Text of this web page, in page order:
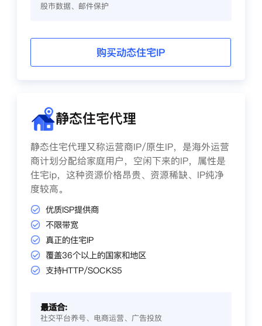
股市数据、邮件保护
购买动态住宅IP
静态住宅代理
静态住宅代理又称运营商IP/原生IP，是海外运营
商计划分配给家庭用户，空闲下来的IP，属性是
住宅ip，这种资源价格昂贵、资源稀缺、IP纯净
度较高。
优质ISP提供商
不限带宽
真正的住宅IP
覆盖36个以上的国家和地区
支持HTTP/SOCKS5
最适合:
社交平台养号、电商运营、广告投放